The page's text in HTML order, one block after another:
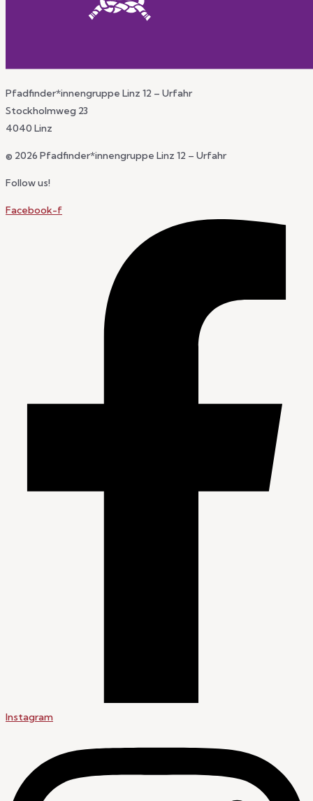
Pfadfinder*innengruppe Linz 12 – Urfahr
Stockholmweg 23
4040 Linz
© 2026 Pfadfinder*innengruppe Linz 12 – Urfahr
Follow us!
Facebook-f
Instagram